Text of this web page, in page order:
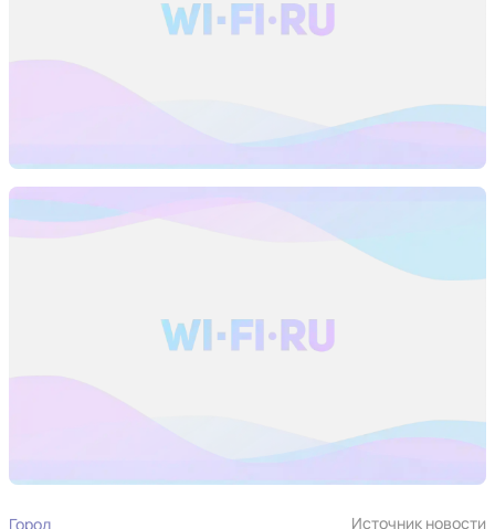
Город Источник новости